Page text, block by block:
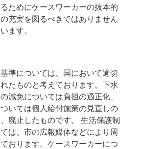
ためにケースワーカーの抜本的
充実を図るべきではありません
ます。
準については、国において適切
たものと考えております。下水
減免については負担の適正化、
いては個人給付施策の見直しの
廃止したものです。 生活保護制
は、市の広報媒体などにより周
おります。ケースワーカーにつ